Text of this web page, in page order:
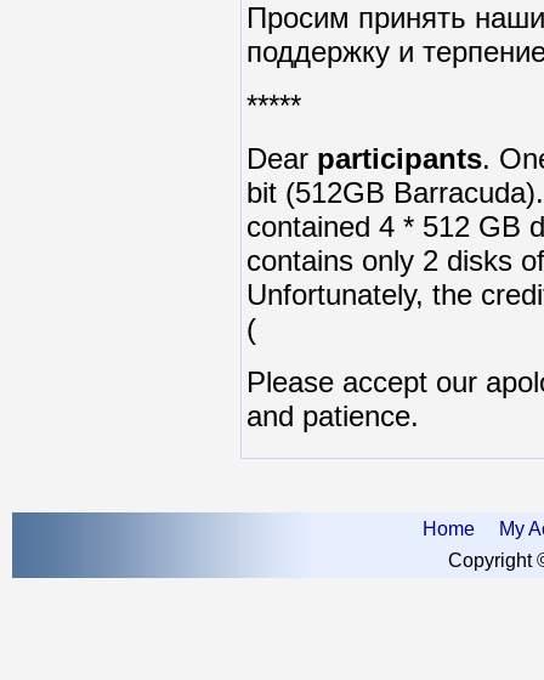
Просим принять
поддержку и
*****
Dear participants.
bit (512GB
contained 4 * 512 GB
contains only 2 disks
Unfortunately, the
(
Please accept our
and patience.
Home
My
Copyright